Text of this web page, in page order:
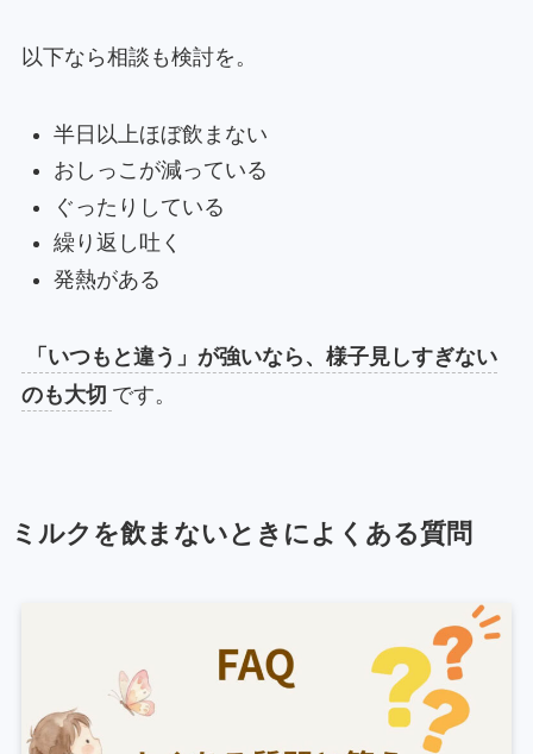
以下なら相談も検討を。
半日以上ほぼ飲まない
おしっこが減っている
ぐったりしている
繰り返し吐く
発熱がある
「いつもと違う」が強いなら、様子見しすぎない
のも大切 です。
ミルクを飲まないときによくある質問